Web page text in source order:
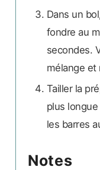
Dans un
fondre au
secondes.
mélange et
Tailler la
plus
les barres
Notes